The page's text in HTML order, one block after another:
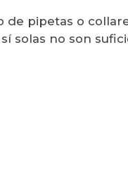
de pipetas o
solas no son